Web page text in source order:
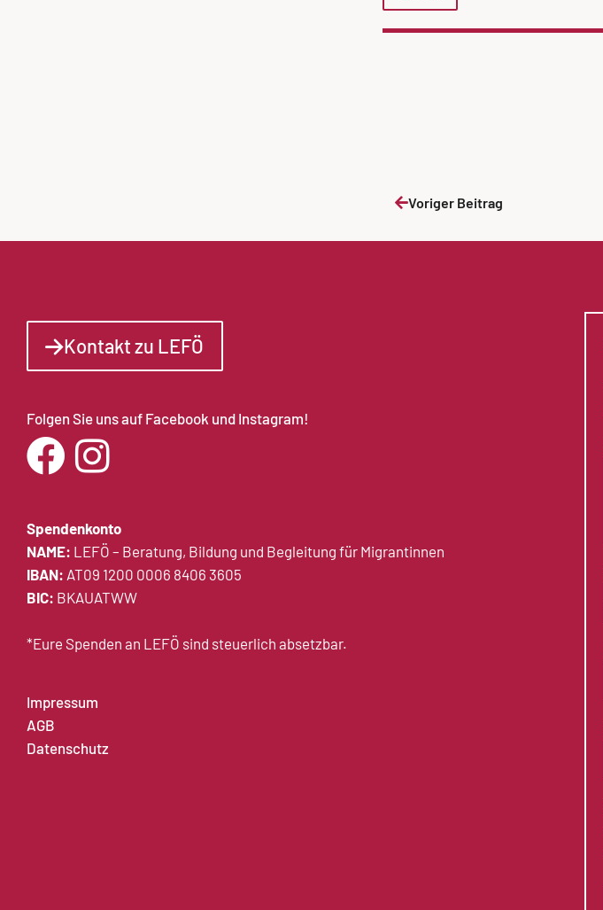
Voriger Beitrag
Kontakt zu LEFÖ
Folgen Sie uns auf Facebook und Instagram!
Spendenkonto
NAME: LEFÖ – Beratung, Bildung und Begleitung für Migrantinnen
IBAN: AT09 1200 0006 8406 3605
BIC: BKAUATWW
*Eure Spenden an LEFÖ sind steuerlich absetzbar.
Impressum
AGB
Datenschutz